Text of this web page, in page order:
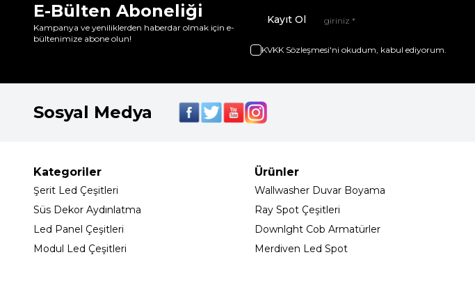
E-Bülten Aboneliği
Kampanya ve yeniliklerden haberdar olmak için e-
bültenimize abone olun!
Kayıt Ol
KVKK Sözleşmesi'ni okudum, kabul ediyorum.
Sosyal Medya
Kategoriler
Şerit Led Çeşitleri
Süs Dekor Aydınlatma
Led Panel Çeşitleri
Modul Led Çeşitleri
Ürünler
Wallwasher Duvar Boyama
Ray Spot Çeşitleri
Downlght Cob Armatürler
Merdiven Led Spot